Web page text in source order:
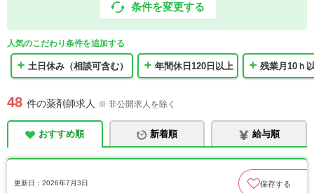
条件を変更する
人気のこだわり条件を追加する
土日休み（相談可含む） 年間休日120日以上 残業月10ｈ
48 件の薬剤師求人 ※ 非公開求人を除く
おすすめ順 新着順 給与順
更新日：2026年7月3日 保存する